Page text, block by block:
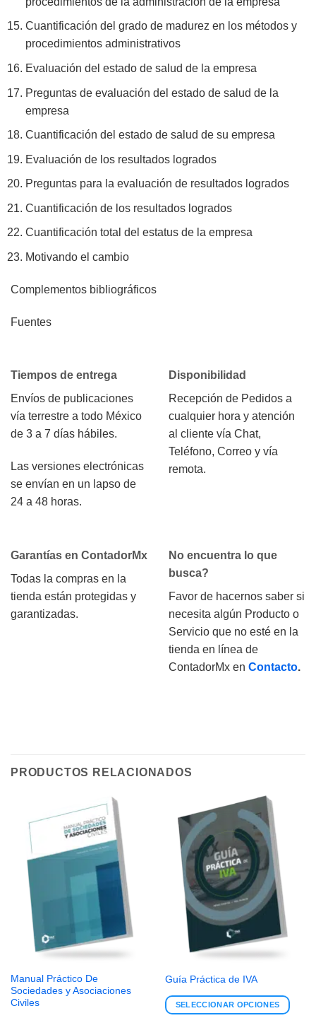
Cuantificación del grado de madurez en los métodos y
procedimientos administrativos
Evaluación del estado de salud de la empresa
Preguntas de evaluación del estado de salud de la
empresa
Cuantificación del estado de salud de su empresa
Evaluación de los resultados logrados
Preguntas para la evaluación de resultados logrados
Cuantificación de los resultados logrados
Cuantificación total del estatus de la empresa
Motivando el cambio
Complementos bibliográficos
Fuentes
Tiempos de entrega
Envíos de publicaciones
vía terrestre a todo México
de 3 a 7 días hábiles.
Las versiones electrónicas
se envían en un lapso de
24 a 48 horas.
Disponibilidad
Recepción de Pedidos a
cualquier hora y atención
al cliente vía Chat,
Teléfono, Correo y vía
remota.
Garantías en ContadorMx
Todas la compras en la
tienda están protegidas y
garantizadas.
No encuentra lo que
busca?
Favor de hacernos saber si
necesita algún Producto o
Servicio que no esté en la
tienda en línea de
ContadorMx en Contacto.
PRODUCTOS RELACIONADOS
Manual Práctico De
Sociedades y Asociaciones
Civiles
Guía Práctica de IVA
SELECCIONAR OPCIONES